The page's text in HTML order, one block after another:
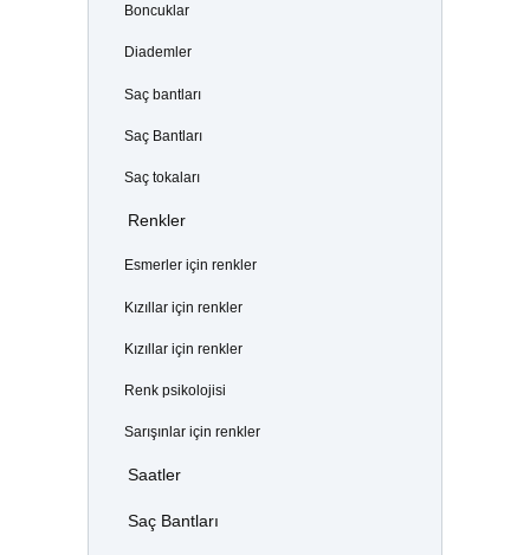
Boncuklar
Diademler
Saç bantları
Saç Bantları
Saç tokaları
Renkler
Esmerler için renkler
Kızıllar için renkler
Kızıllar için renkler
Renk psikolojisi
Sarışınlar için renkler
Saatler
Saç Bantları